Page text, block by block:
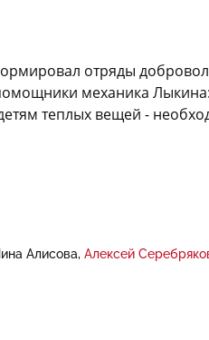
отряды
механика
теплых вещей -
Алисова Алексей